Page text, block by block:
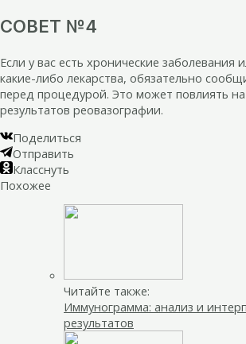
СОВЕТ №4
Если у вас есть хронические заболевания
какие-либо лекарства, обязательно
перед процедурой. Это может повлиять
результатов реовазографии.
Поделиться
Отправить
Класснуть
Похожее
Читайте также:
Иммунограмма: анализ и
результатов